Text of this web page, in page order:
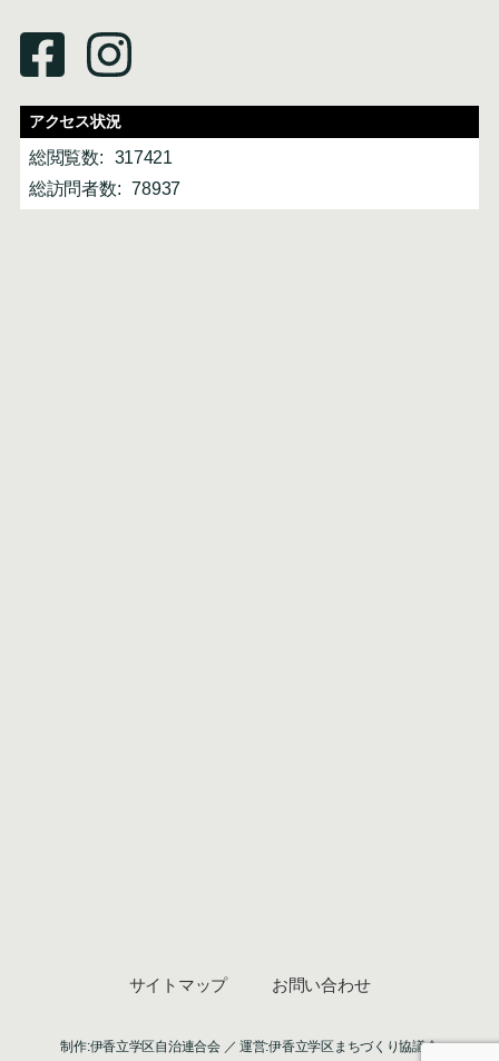
アクセス状況
総閲覧数:
317421
総訪問者数:
78937
サイトマップ お問い合わせ
制作:伊香立学区自治連合会 ／ 運営:伊香立学区まちづくり協議会